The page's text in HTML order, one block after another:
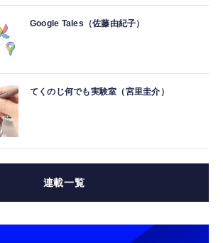
Google Tales（佐藤由紀子）
てくのじ何でも実験室（宮里圭介）
連載一覧